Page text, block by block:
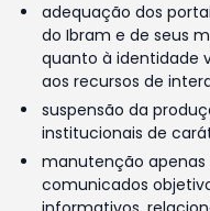
adequação dos
do Ibram e de seus
quanto à identidade
aos recursos de
suspensão da
institucionais de
manutenção apenas
comunicados